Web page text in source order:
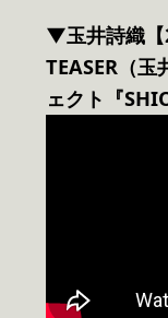
▼玉井詩織
TEASER（
ェクト『